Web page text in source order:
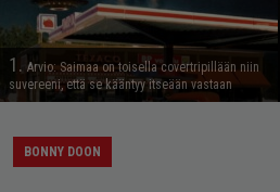
1. Arvio: Saimaa on toisella covertripillään niin
suvereeni, että se kääntyy itseään vastaan
BONNY DOON